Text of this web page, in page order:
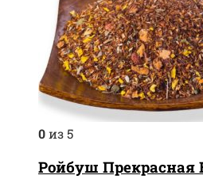
0из 5
Ройбуш Прекрасная